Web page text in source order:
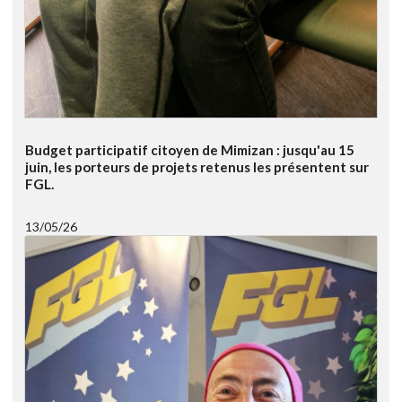
Budget participatif citoyen de Mimizan : jusqu'au 15
juin, les porteurs de projets retenus les présentent sur
FGL.
13/05/26